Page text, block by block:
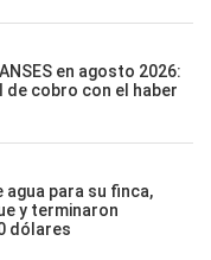
en agosto 2026:
cobro con el haber
para su finca,
y terminaron
dólares